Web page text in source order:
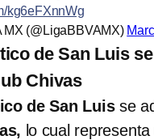
kg6eFXnnWg
(@LigaBBVAMX)
de San Luis
Chivas
de San Luisse
lo cual